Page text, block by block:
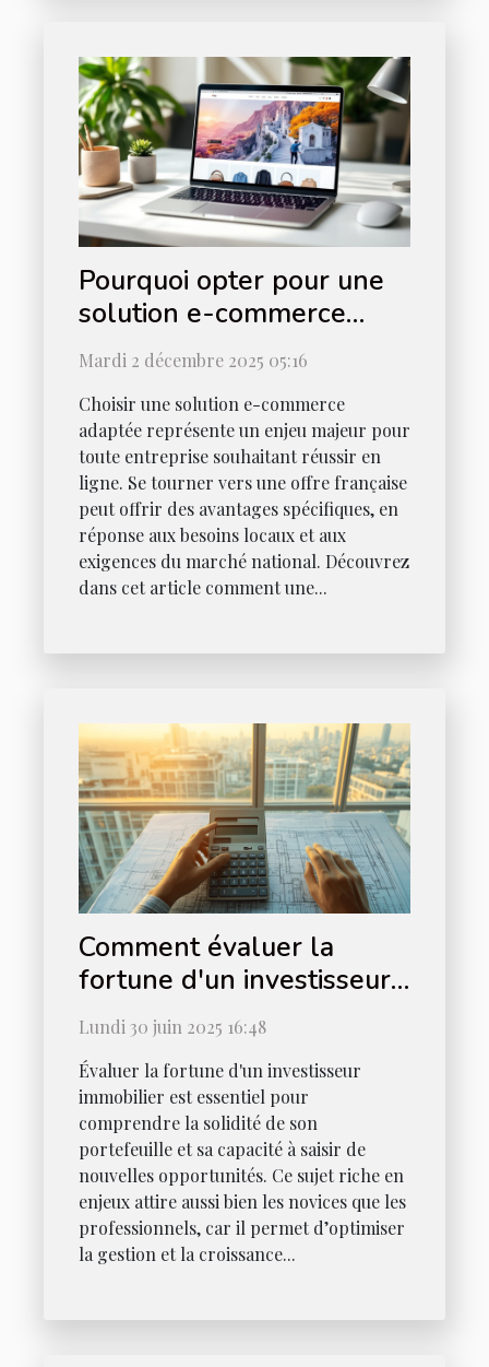
Pourquoi opter pour une
solution e-commerce
française ?
Mardi 2 décembre 2025 05:16
Choisir une solution e-commerce
adaptée représente un enjeu majeur pour
toute entreprise souhaitant réussir en
ligne. Se tourner vers une offre française
peut offrir des avantages spécifiques, en
réponse aux besoins locaux et aux
exigences du marché national. Découvrez
dans cet article comment une...
Comment évaluer la
fortune d'un investisseur
immobilier ?
Lundi 30 juin 2025 16:48
Évaluer la fortune d'un investisseur
immobilier est essentiel pour
comprendre la solidité de son
portefeuille et sa capacité à saisir de
nouvelles opportunités. Ce sujet riche en
enjeux attire aussi bien les novices que les
professionnels, car il permet d’optimiser
la gestion et la croissance...